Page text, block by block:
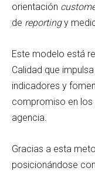
orientación
de reportingy
Este modelo está
Calidad que
indicadores y
compromiso en los
agencia.
Gracias a esta
posicionándose